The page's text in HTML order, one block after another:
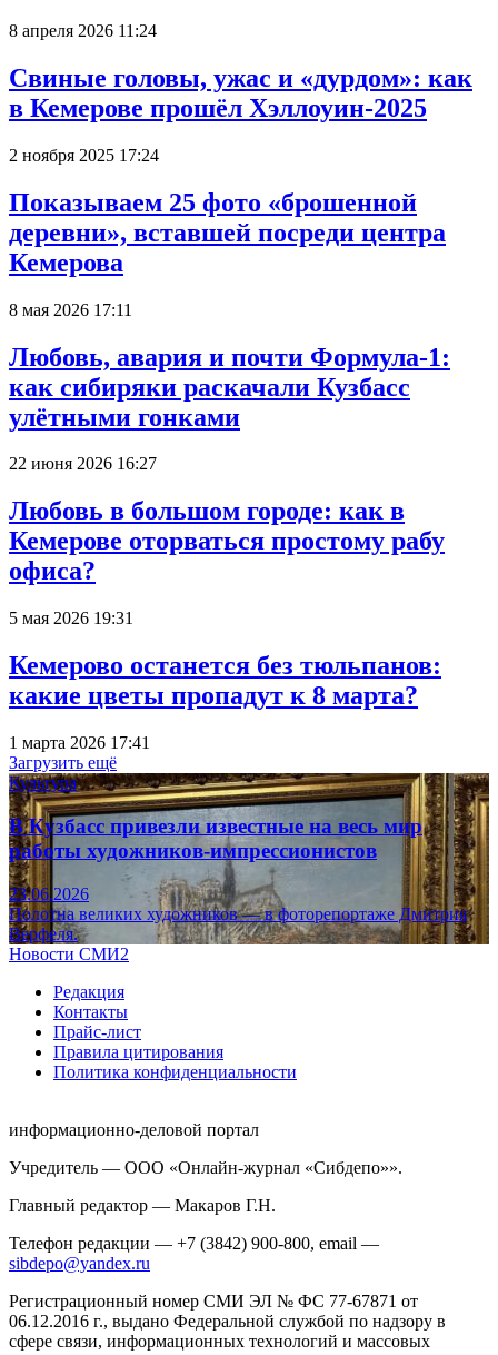
8 апреля 2026 11:24
Свиные головы, ужас и «дурдом»: как
в Кемерове прошёл Хэллоуин-2025
2 ноября 2025 17:24
Показываем 25 фото «брошенной
деревни», вставшей посреди центра
Кемерова
8 мая 2026 17:11
Любовь, авария и почти Формула-1:
как сибиряки раскачали Кузбасс
улётными гонками
22 июня 2026 16:27
Любовь в большом городе: как в
Кемерове оторваться простому рабу
офиса?
5 мая 2026 19:31
Кемерово останется без тюльпанов:
какие цветы пропадут к 8 марта?
1 марта 2026 17:41
Загрузить ещё
Культура
В Кузбасс привезли известные на весь мир
работы художников-импрессионистов
23.06.2026
Полотна великих художников — в фоторепортаже Дмитрия
Верфеля.
Новости СМИ2
Редакция
Контакты
Прайс-лист
Правила цитирования
Политика конфиденциальности
информационно-деловой портал
Учредитель — ООО «Онлайн-журнал «Сибдепо»».
Главный редактор — Макаров Г.Н.
Телефон редакции — +7 (3842) 900-800, email —
sibdepo@yandex.ru
Регистрационный номер СМИ ЭЛ № ФС 77-67871 от
06.12.2016 г., выдано Федеральной службой по надзору в
сфере связи, информационных технологий и массовых